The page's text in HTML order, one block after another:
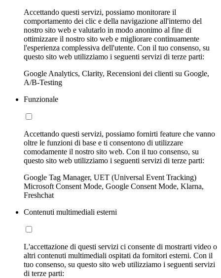
Accettando questi servizi, possiamo monitorare il
comportamento dei clic e della navigazione all'interno del
nostro sito web e valutarlo in modo anonimo al fine di
ottimizzare il nostro sito web e migliorare continuamente
l'esperienza complessiva dell'utente. Con il tuo consenso, su
questo sito web utilizziamo i seguenti servizi di terze parti:
Google Analytics, Clarity, Recensioni dei clienti su Google,
A/B-Testing
Funzionale
Accettando questi servizi, possiamo fornirti feature che vanno
oltre le funzioni di base e ti consentono di utilizzare
comodamente il nostro sito web. Con il tuo consenso, su
questo sito web utilizziamo i seguenti servizi di terze parti:
Google Tag Manager, UET (Universal Event Tracking)
Microsoft Consent Mode, Google Consent Mode, Klarna,
Freshchat
Contenuti multimediali esterni
L'accettazione di questi servizi ci consente di mostrarti video o
altri contenuti multimediali ospitati da fornitori esterni. Con il
tuo consenso, su questo sito web utilizziamo i seguenti servizi
di terze parti: